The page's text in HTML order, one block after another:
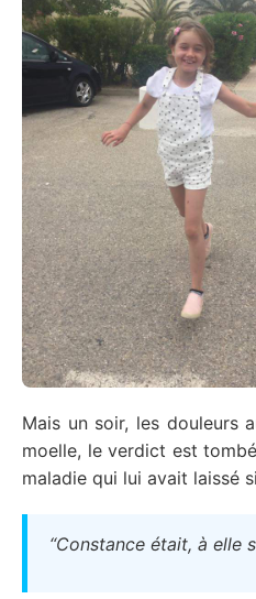
Mais un soir, les douleurs
moelle, le verdict est
maladie qui lui avait laissé
“Constance était, à elle